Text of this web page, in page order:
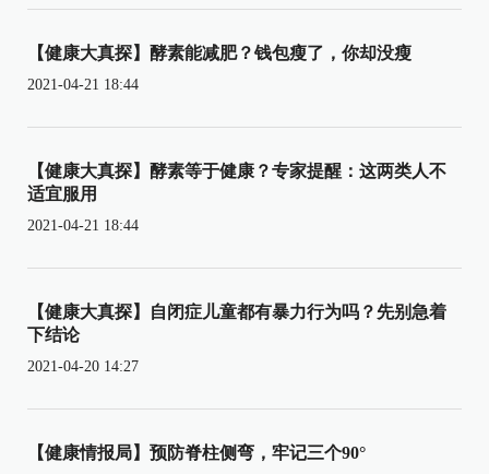
【健康大真探】酵素能减肥？钱包瘦了，你却没瘦
2021-04-21 18:44
【健康大真探】酵素等于健康？专家提醒：这两类人不
适宜服用
2021-04-21 18:44
【健康大真探】自闭症儿童都有暴力行为吗？先别急着
下结论
2021-04-20 14:27
【健康情报局】预防脊柱侧弯，牢记三个90°